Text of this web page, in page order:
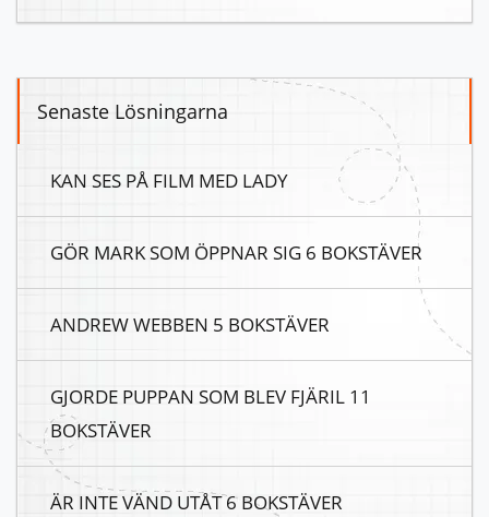
Senaste Lösningarna
KAN SES PÅ FILM MED LADY
GÖR MARK SOM ÖPPNAR SIG 6 BOKSTÄVER
ANDREW WEBBEN 5 BOKSTÄVER
GJORDE PUPPAN SOM BLEV FJÄRIL 11
BOKSTÄVER
ÄR INTE VÄND UTÅT 6 BOKSTÄVER